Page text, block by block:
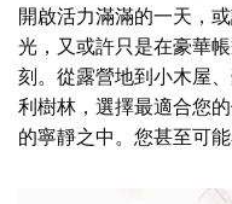
開啟活力滿滿的一天，
光，又或許只是在豪華
刻。從露營地到小木屋
利樹林，選擇最適合您
的寧靜之中。您甚至可能